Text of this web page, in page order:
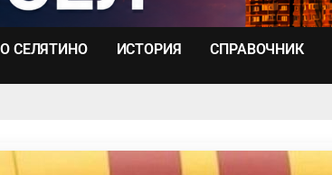
О СЕЛЯТИНО ИСТОРИЯ СПРАВОЧНИК